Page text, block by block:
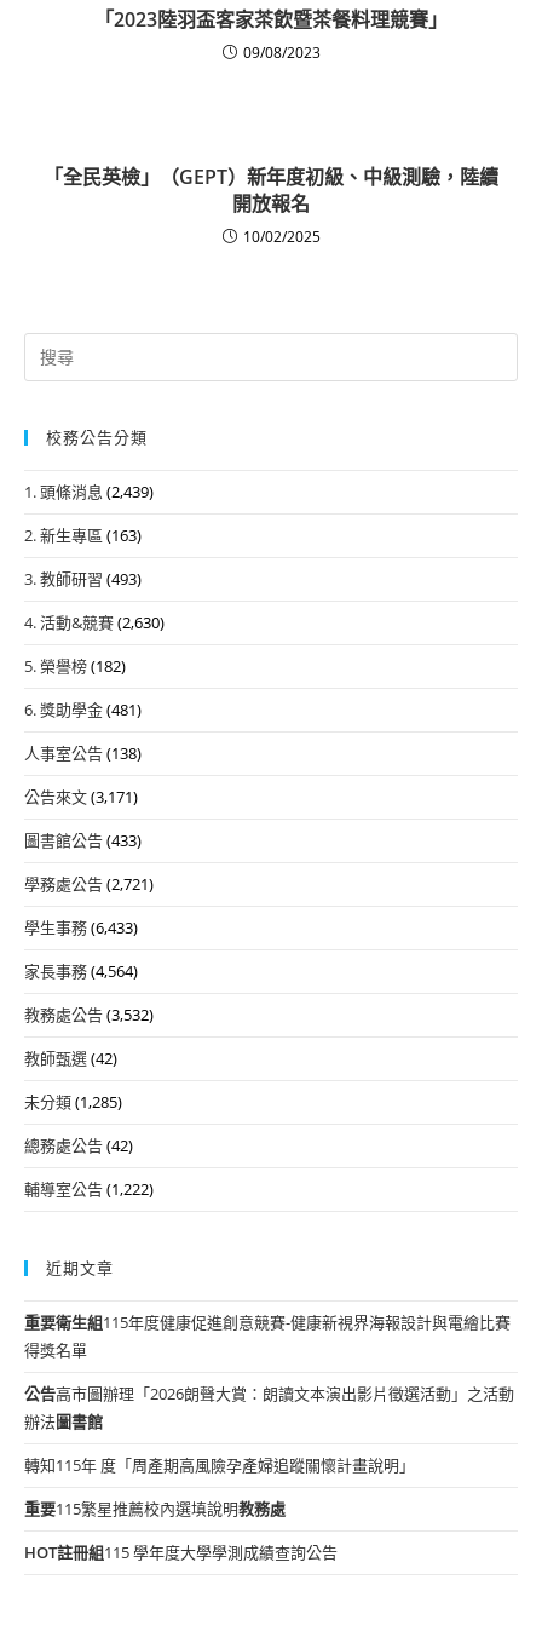
「2023陸羽盃客家茶飲暨茶餐料理競賽」
09/08/2023
「全民英檢」（GEPT）新年度初級、中級測驗，陸續
開放報名
10/02/2025
Search
for:
校務公告分類
1. 頭條消息 (2,439)
2. 新生專區 (163)
3. 教師研習 (493)
4. 活動&競賽(2,630)
5. 榮譽榜(182)
6. 獎助學金(481)
人事室公告(138)
公告來文(3,171)
圖書館公告(433)
學務處公告(2,721)
學生事務(6,433)
家長事務(4,564)
教務處公告(3,532)
教師甄選(42)
未分類(1,285)
總務處公告(42)
輔導室公告(1,222)
近期文章
重要衛生組115年度健康促進創意競賽-健康新視界海報設計與電繪比賽
得獎名單
公告高市圖辦理「2026朗聲大賞：朗讀文本演出影片徵選活動」之活動
辦法圖書館
轉知115年 度「周產期高風險孕產婦追蹤關懷計畫說明」
重要115繁星推薦校內選填說明教務處
HOT註冊組115 學年度大學學測成績查詢公告